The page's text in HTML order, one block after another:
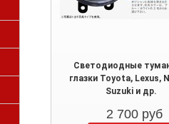
Светодиодные
глазки Toyota, Lexus,
Suzuki и др.
2 700 руб